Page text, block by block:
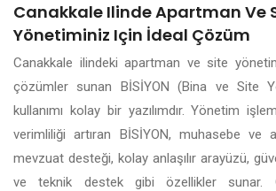
Canakkale Ilinde Apartman Ve
Yönetiminiz Için İdeal Çözüm
Canakkale ilindeki apartman ve site
çözümler sunan BİSİYON (Bina ve Site
kullanımı kolay bir yazılımdır. Yönetim
verimliliği artıran BİSİYON, muhasebe ve
mevzuat desteği, kolay anlaşılır arayüzü,
ve teknik destek gibi özellikler sunar.